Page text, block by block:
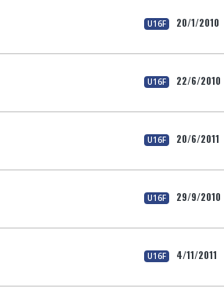
U16F 20/1/2010
U16F 22/6/2010
U16F 20/6/2011
U16F 29/9/2010
U16F 4/11/2011